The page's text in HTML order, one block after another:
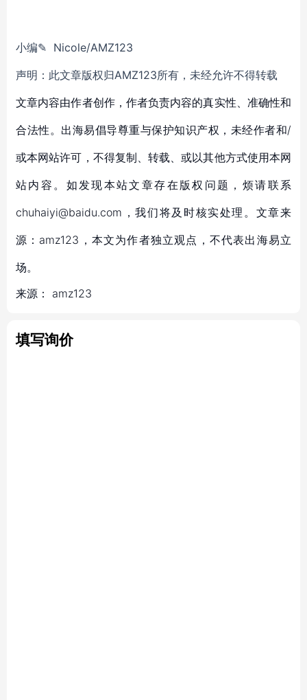
小编✎ Nicole/AMZ123
声明：此文章版权归AMZ123所有，未经允许不得转载
文章内容由作者创作，作者负责内容的真实性、准确性和
合法性。出海易倡导尊重与保护知识产权，未经作者和/
或本网站许可，不得复制、转载、或以其他方式使用本网
站内容。如发现本站文章存在版权问题，烦请联系
chuhaiyi@baidu.com，我们将及时核实处理。文章来
源：amz123，本文为作者独立观点，不代表出海易立
场。
来源： amz123
填写询价